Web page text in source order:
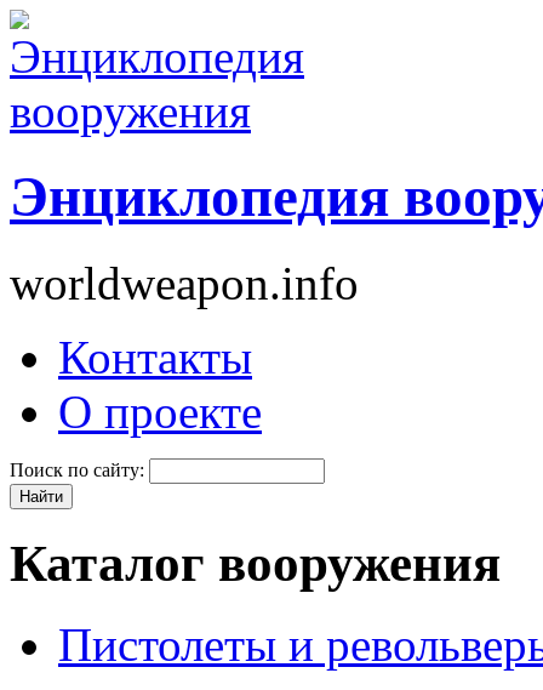
Энциклопедия
worldweapon.info
Контакты
О проекте
Поиск по сайту:
Каталог вооружения
Пистолеты и